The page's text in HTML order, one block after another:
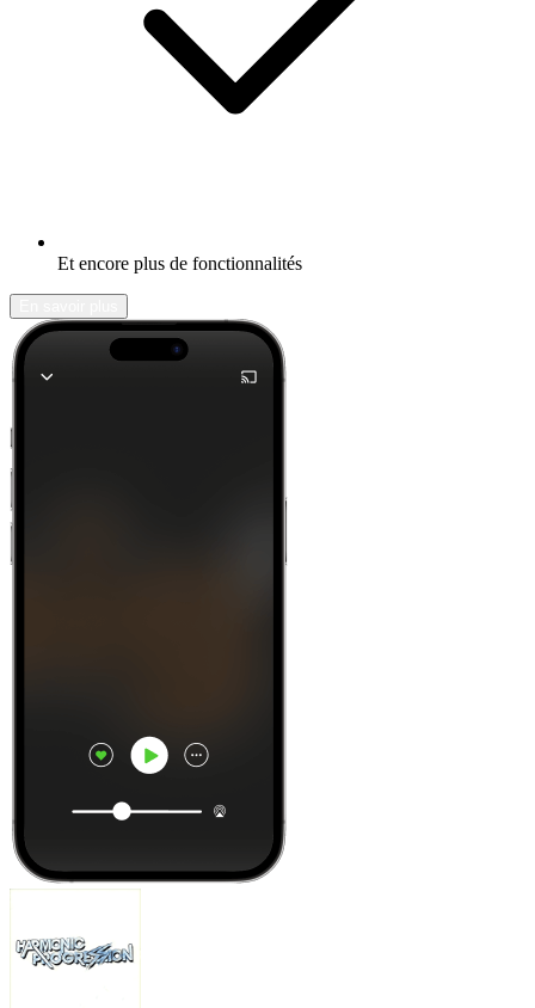
Et encore plus de fonctionnalités